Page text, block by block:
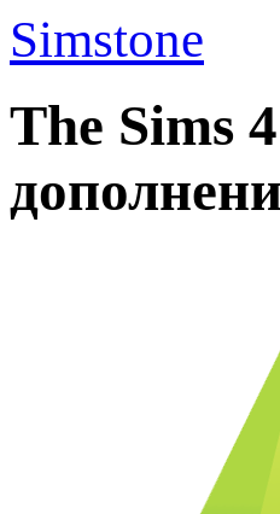
Simstone
The Sims